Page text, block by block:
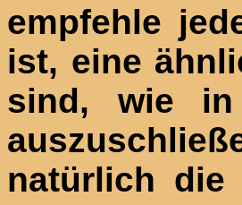
empfehle
ist, eine
sind, wie in
natürlich die